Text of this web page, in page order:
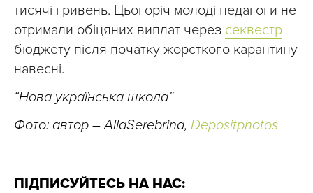
тисячі гривень. Цьогоріч молоді педагоги не
отримали обіцяних виплат через секвестр
бюджету після початку жорсткого карантину
навесні.
“Нова українська школа”
Фото: автор – AllaSerebrina, Depositphotos
ПІДПИСУЙТЕСЬ НА НАС: